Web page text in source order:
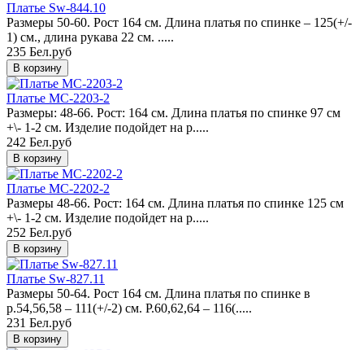
Платье Sw-844.10
Размеры 50-60. Рост 164 см. Длина платья по спинке – 125(+/-
1) см., длина рукава 22 см. .....
235 Бел.руб
Платье MC-2203-2
Размеры: 48-66. Рост: 164 см. Длина платья по спинке 97 см
+\- 1-2 см. Изделие подойдет на р.....
242 Бел.руб
Платье MC-2202-2
Размеры 48-66. Рост: 164 см. Длина платья по спинке 125 см
+\- 1-2 см. Изделие подойдет на р.....
252 Бел.руб
Платье Sw-827.11
Размеры 50-64. Рост 164 см. Длина платья по спинке в
р.54,56,58 – 111(+/-2) см. Р.60,62,64 – 116(.....
231 Бел.руб